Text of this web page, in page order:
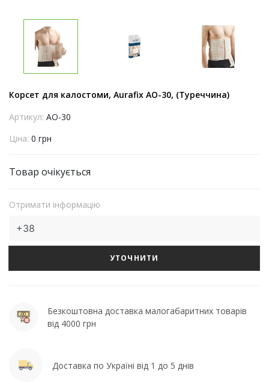
Корсет для калостоми, Aurafix AO-30, (Туреччина)
Артикул: AO-30
Ціна: 0 грн
Товар очікується
Отримати інформацію
УТОЧНИТИ
Безкоштовна доставка малогабаритних товарів
від 4000 грн
Доставка по Україні від 1 до 5 днів